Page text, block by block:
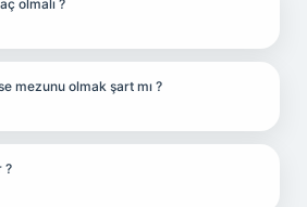
olmalı ?
mezunu olmak şart mı ?
?